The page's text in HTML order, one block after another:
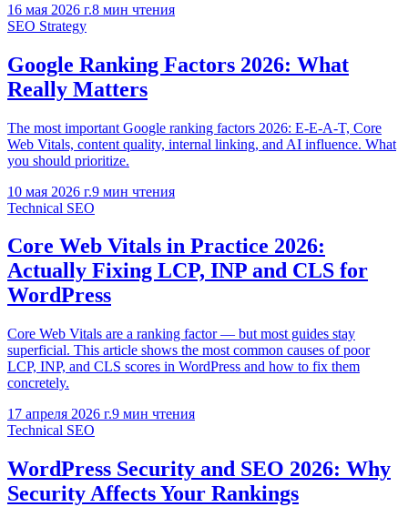
16 мая 2026 г.8 мин чтения
SEO Strategy
Google Ranking Factors 2026: What
Really Matters
The most important Google ranking factors 2026: E-E-A-T, Core
Web Vitals, content quality, internal linking, and AI influence. What
you should prioritize.
10 мая 2026 г.9 мин чтения
Technical SEO
Core Web Vitals in Practice 2026:
Actually Fixing LCP, INP and CLS for
WordPress
Core Web Vitals are a ranking factor — but most guides stay
superficial. This article shows the most common causes of poor
LCP, INP, and CLS scores in WordPress and how to fix them
concretely.
17 апреля 2026 г.9 мин чтения
Technical SEO
WordPress Security and SEO 2026: Why
Security Affects Your Rankings